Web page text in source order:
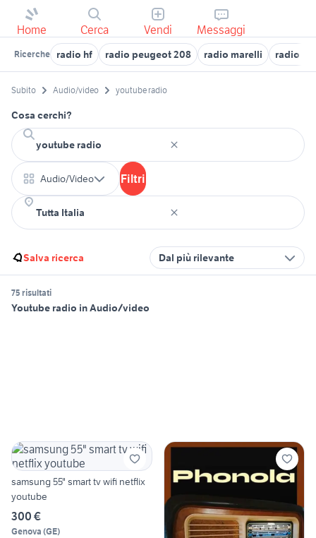
Home Cerca Vendi Messaggi
Ricerche radio hf radio peugeot 208 radio marelli radio
Subito Audio/video youtube radio
Cosa cerchi?
Audio/Video Filtri
Salva ricerca Dal più rilevante
75 risultati
Youtube radio in Audio/video
samsung 55" smart tv wifi netflix
youtube
300 €
Genova (GE)